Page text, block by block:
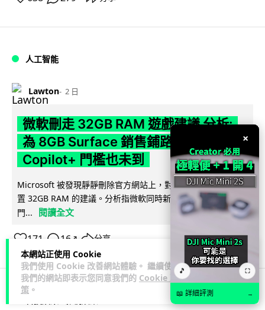
本網站正使用 Cookie
我們使用 Cookie 改善網站體驗。 繼續使用
我們的網站即表示您同意我們的 Cookie 政
策 。
人工智能
Lawton 2 日
微軟刪走 32GB RAM 遊戲建議 分析:
為 8GB Surface 銷售鋪路 連自家
Copilot+ 門檻也未到
Microsoft 被發現靜靜刪除官方網站上，對遊戲玩家要為電腦配
置 32GB RAM 的建議。分析指微軟同時新推出的 8GB RAM 入
門...
閱讀全文
171 16 ↗ 分享
×
🎵 ⛶
📖 詳細評測 →